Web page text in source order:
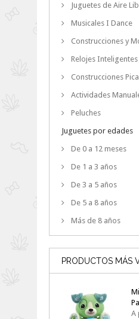
Juguetes de Aire
Musicales I Dance
Construcciones y
Relojes Inteligentes
Construcciones
Actividades
Peluches
Juguetes por edades
De 0 a 12 meses
De 1 a 3 años
De 3 a 5 años
De 5 a 8 años
Más de 8 años
PRODUCTOS MÁS
A